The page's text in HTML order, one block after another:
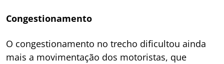
Congestionamento
O congestionamento no trecho dificultou ainda
mais a movimentação dos motoristas, que